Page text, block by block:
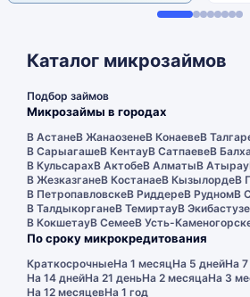
Каталог микрозаймов
Подбор займов
Микрозаймы в городах
В АстанеВ ЖанаозенеВ КонаевеВ
В СарыагашеВ КентауВ СатпаевеВ
В КульсарахВ АктобеВ АлматыВ Атырау
В ЖезказганеВ КостанаеВ КызылордеВ
В ПетропавловскеВ РиддереВ РудномВ
В ТалдыкорганеВ ТемиртауВ Экибастузе
В КокшетауВ СемееВ Усть-
По сроку микрокредитования
КраткосрочныеНа 1 месяцНа 5 днейНа
На 14 днейНа 21 деньНа 2 месяцаНа 3
На 12 месяцевНа 1 год